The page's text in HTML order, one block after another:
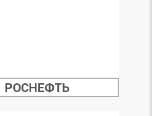
РОСНЕФТЬ